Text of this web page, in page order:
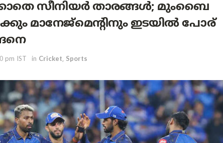
സീനിയർ താരങ്ങൾ; മുംബൈ
മാനേജ്‌മെന്റിനും ഇടയിൽ പോര്
pm IST in Cricket, Sports